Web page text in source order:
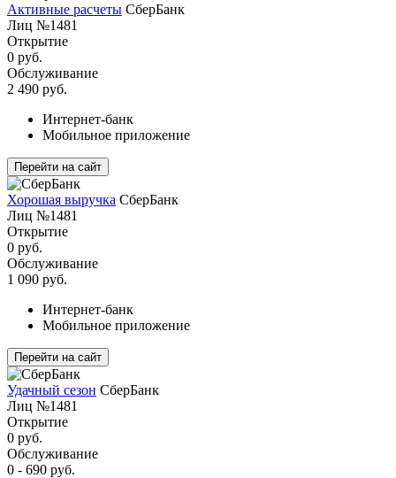
Активные расчеты СберБанк
Лиц №1481
Открытие
0 руб.
Обслуживание
2 490 руб.
Интернет-банк
Мобильное приложение
Перейти на сайт
Хорошая выручка СберБанк
Лиц №1481
Открытие
0 руб.
Обслуживание
1 090 руб.
Интернет-банк
Мобильное приложение
Перейти на сайт
Удачный сезон СберБанк
Лиц №1481
Открытие
0 руб.
Обслуживание
0 - 690 руб.